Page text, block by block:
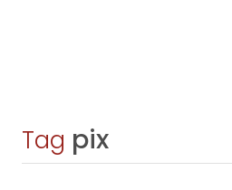
Tag pix